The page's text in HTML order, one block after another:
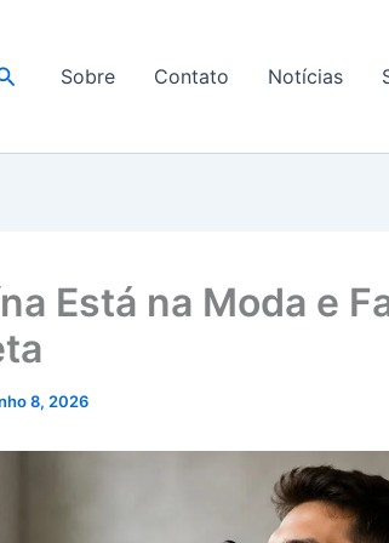
Sobre Contato Notícias
Está na Moda e
8, 2026